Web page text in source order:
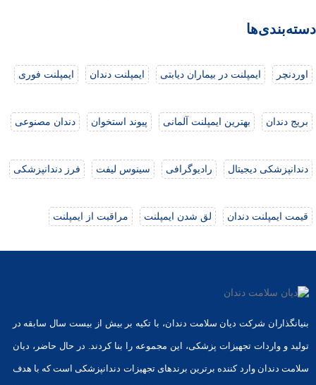
دسته‌بندی‌ها
اوردنچر ایمپلنت در بیماران دیابتی ایمپلنت دندان ایمپلنت فوری
بریج دندان بهترین ایمپلنت آلمانی پیوند استخوان دندان مصنوعی
دندانپزشکی دیجیتال رادیوگرافی سینوس لیفت فرز دندانپزشکی
قیمت ایمپلنت دندان لق شدن ایمپلنت مراقبت از ایمپلنت
بنیانگذاران شرکت دیان سلامت دندان، با تکیه بر بیش از بیست سال سابقه در
تولید و واردات تجهیزات پزشکی، این مجموعه را بنا کردند. در حال حاضر، دیان
سلامت دندان وارد کننده برترین برندهای تجهیزات دندانپزشکی است که با هدف